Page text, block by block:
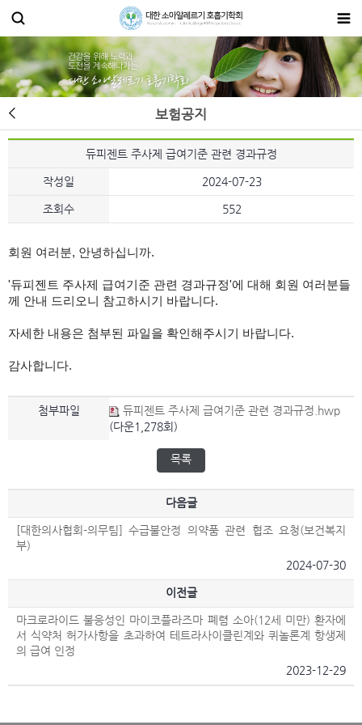
보험공지
듀피젠트 주사제 급여기준 관련 경과규정
작성일 2024-07-23
조회수 552
회원 여러분, 안녕하십니까.
'듀피젠트 주사제 급여기준 관련 경과규정'에 대해 회원 여러분들
께 안내 드리오니 참고하시기 바랍니다.
자세한 내용은 첨부된 파일을 확인해주시기 바랍니다.
감사합니다.
첨부파일
듀피젠트 주사제 급여기준 관련 경과규정.hwp
(다운1,278회)
목록
다음글
[대한의사협회-의무팀] 수급불안정 의약품 관련 협조 요청(보건복지
부)
2024-07-30
이전글
마크로라이드 불응성인 마이코플라즈마 폐렴 소아(12세 미만) 환자에
서 식약처 허가사항을 초과하여 테트라사이클린계와 퀴놀론계 항생제
의 급여 인정
2023-12-29